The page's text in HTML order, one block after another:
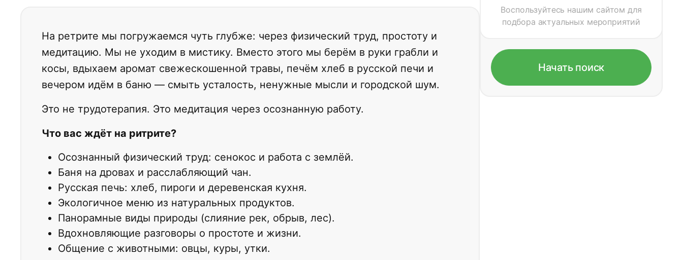
На ретрите мы погружаемся чуть глубже: через физический труд, простоту и
медитацию. Мы не уходим в мистику. Вместо этого мы берём в руки грабли и
косы, вдыхаем аромат свежескошенной травы, печём хлеб в русской печи и
вечером идём в баню — смыть усталость, ненужные мысли и городской шум.
Это не трудотерапия. Это медитация через осознанную работу.
Что вас ждёт на ритрите?
Осознанный физический труд: сенокос и работа с землёй.
Баня на дровах и расслабляющий чан.
Русская печь: хлеб, пироги и деревенская кухня.
Экологичное меню из натуральных продуктов.
Панорамные виды природы (слияние рек, обрыв, лес).
Вдохновляющие разговоры о простоте и жизни.
Общение с животными: овцы, куры, утки.
Воспользуйтесь нашим сайтом для
подбора актуальных мероприятий
Начать поиск